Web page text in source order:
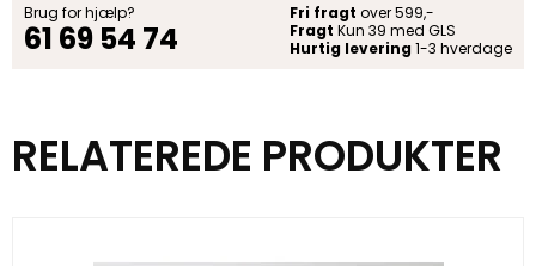
Brug for hjælp?
61 69 54 74
Fri fragt over 599,-
Fragt Kun 39 med GLS
Hurtig levering 1-3 hverdage
RELATEREDE PRODUKTER